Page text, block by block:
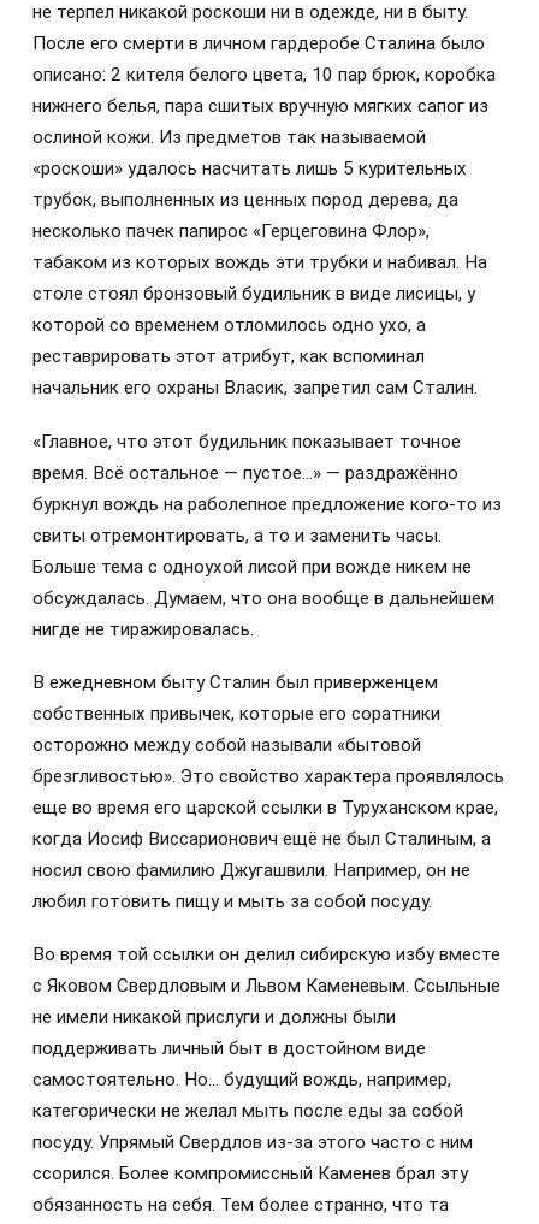
не терпел никакой роскоши ни в одежде, ни в быту.
После его смерти в личном гардеробе Сталина было
описано: 2 кителя белого цвета, 10 пар брюк, коробка
нижнего белья, пара сшитых вручную мягких сапог из
ослиной кожи. Из предметов так называемой
«роскоши» удалось насчитать лишь 5 курительных
трубок, выполненных из ценных пород дерева, да
несколько пачек папирос «Герцеговина Флор»,
табаком из которых вождь эти трубки и набивал. На
столе стоял бронзовый будильник в виде лисицы, у
которой со временем отломилось одно ухо, а
реставрировать этот атрибут, как вспоминал
начальник его охраны Власик, запретил сам Сталин.
«Главное, что этот будильник показывает точное
время. Всё остальное — пустое…» — раздражённо
буркнул вождь на раболепное предложение кого-то из
свиты отремонтировать, а то и заменить часы.
Больше тема с одноухой лисой при вожде никем не
обсуждалась. Думаем, что она вообще в дальнейшем
нигде не тиражировалась.
В ежедневном быту Сталин был приверженцем
собственных привычек, которые его соратники
осторожно между собой называли «бытовой
брезгливостью». Это свойство характера проявлялось
еще во время его царской ссылки в Туруханском крае,
когда Иосиф Виссарионович ещё не был Сталиным, а
носил свою фамилию Джугашвили. Например, он не
любил готовить пищу и мыть за собой посуду.
Во время той ссылки он делил сибирскую избу вместе
с Яковом Свердловым и Львом Каменевым. Ссыльные
не имели никакой прислуги и должны были
поддерживать личный быт в достойном виде
самостоятельно. Но… будущий вождь, например,
категорически не желал мыть после еды за собой
посуду. Упрямый Свердлов из-за этого часто с ним
ссорился. Более компромиссный Каменев брал эту
обязанность на себя. Тем более странно, что та